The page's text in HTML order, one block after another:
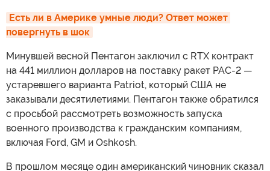
Есть ли в Америке умные люди? Ответ может
повергнуть в шок
Минувшей весной Пентагон заключил с RTX контракт
на 441 миллион долларов на поставку ракет PAC-2 —
устаревшего варианта Patriot, который США не
заказывали десятилетиями. Пентагон также обратился
с просьбой рассмотреть возможность запуска
военного производства к гражданским компаниям,
включая Ford, GM и Oshkosh.
В прошлом месяце один американский чиновник сказал